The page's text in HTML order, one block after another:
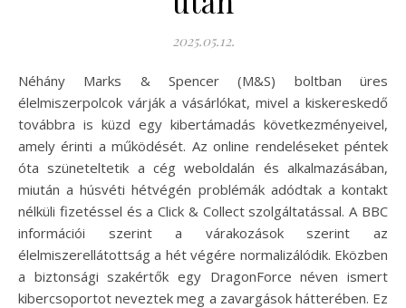
2025.05.12.
Néhány Marks & Spencer (M&S) boltban üres
élelmiszerpolcok várják a vásárlókat, mivel a kiskereskedő
továbbra is küzd egy kibertámadás következményeivel,
amely érinti a működését. Az online rendeléseket péntek
óta szüneteltetik a cég weboldalán és alkalmazásában,
miután a húsvéti hétvégén problémák adódtak a kontakt
nélküli fizetéssel és a Click & Collect szolgáltatással. A BBC
információi szerint a várakozások szerint az
élelmiszerellátottság a hét végére normalizálódik. Eközben
a biztonsági szakértők egy DragonForce néven ismert
kibercsoportot neveztek meg a zavargások hátterében. Ez